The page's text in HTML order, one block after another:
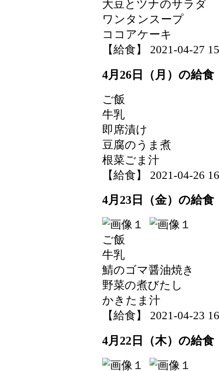
大豆とツナのサラダ
ワンタンスープ
ココアケーキ
【給食】 2021-04-27
4月26日（月）の給食
ご飯
牛乳
即席漬け
豆腐のうま煮
根菜ごま汁
【給食】 2021-04-26
4月23日（金）の給食
ご飯
牛乳
鯖のゴマ醤油焼き
野菜の煮びたし
かきたま汁
【給食】 2021-04-23
4月22日（木）の給食